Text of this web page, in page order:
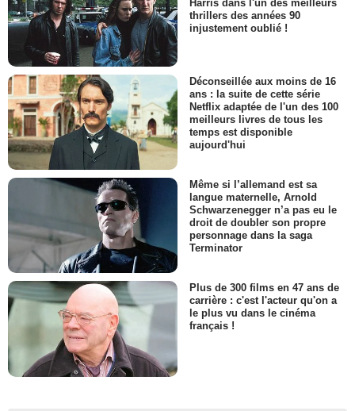
Harris dans l'un des meilleurs
thrillers des années 90
injustement oublié !
Déconseillée aux moins de 16
ans : la suite de cette série
Netflix adaptée de l'un des 100
meilleurs livres de tous les
temps est disponible
aujourd'hui
Même si l’allemand est sa
langue maternelle, Arnold
Schwarzenegger n’a pas eu le
droit de doubler son propre
personnage dans la saga
Terminator
Plus de 300 films en 47 ans de
carrière : c'est l'acteur qu'on a
le plus vu dans le cinéma
français !